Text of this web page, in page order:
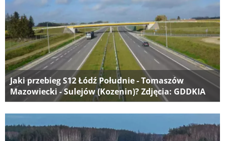
Jaki przebieg S12 Łódź Południe - Tomaszów
Mazowiecki - Sulejów (Kozenin)? Zdjęcia: GDDKIA